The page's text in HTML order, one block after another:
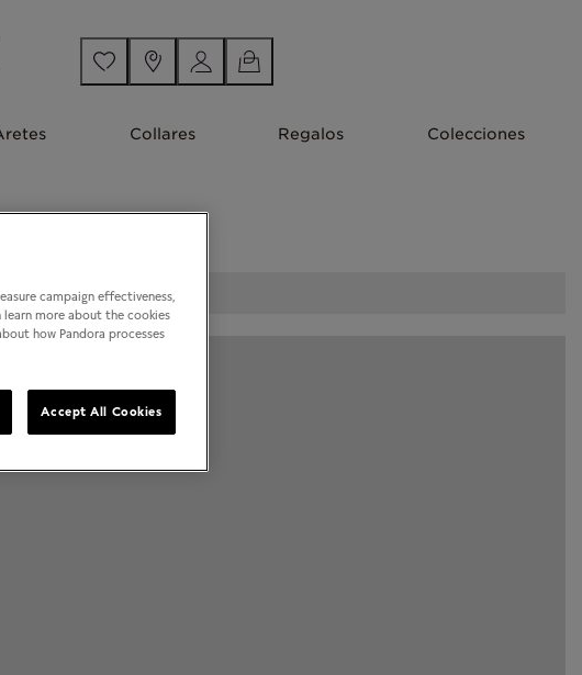
Collares Regalos Colecciones
campaign effectiveness,
learn more about the cookies
how Pandora processes
Accept All Cookies